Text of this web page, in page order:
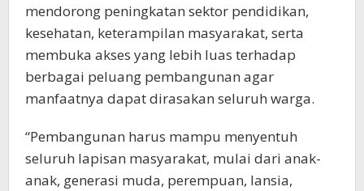
mendorong peningkatan sektor pendidikan,
kesehatan, keterampilan masyarakat, serta
membuka akses yang lebih luas terhadap
berbagai peluang pembangunan agar
manfaatnya dapat dirasakan seluruh warga.
“Pembangunan harus mampu menyentuh
seluruh lapisan masyarakat, mulai dari anak-
anak, generasi muda, perempuan, lansia,